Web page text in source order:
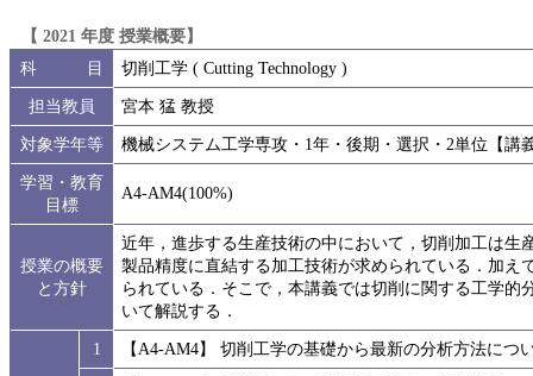
【 2021 年度 授業概要】
科 目
切削工学 ( Cutting Technology )
担当教員
宮本 猛 教授
対象学年等
機械システム工学専攻・1年・後期・選択・2単位【講
学習・教育
目標
A4-AM4(100%)
授業の概要
と方針
近年，進歩する生産技術の中において，切削加工は
製品精度に直結する加工技術が求められている．加
られている．そこで，本講義では切削に関する工学
いて解説する．
1
【A4-AM4】 切削工学の基礎から最新の分析方法につ